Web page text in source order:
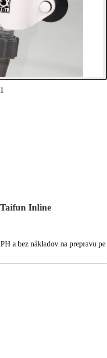
1
Inline
a bez nákladov na prepravu pe